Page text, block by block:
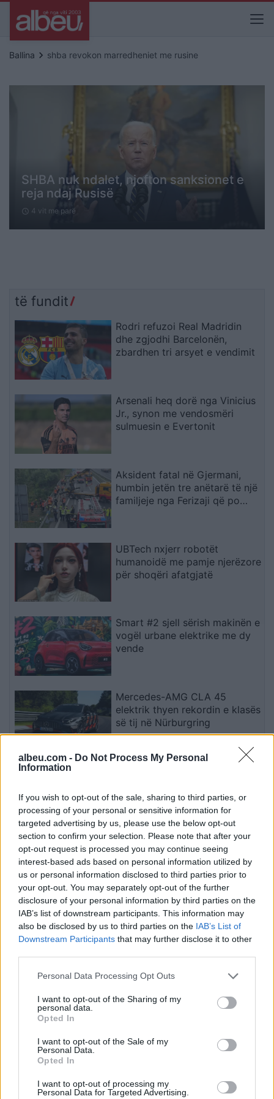
albeu.com - Do Not Process My Personal
Information
If you wish to opt-out of the sale, sharing to third parties, or
processing of your personal or sensitive information for
targeted advertising by us, please use the below opt-out
section to confirm your selection. Please note that after your
opt-out request is processed you may continue seeing
interest-based ads based on personal information utilized by
us or personal information disclosed to third parties prior to
your opt-out. You may separately opt-out of the further
disclosure of your personal information by third parties on the
IAB’s list of downstream participants. This information may
also be disclosed by us to third parties on the IAB’s List of
Downstream Participants that may further disclose it to other
Personal Data Processing Opt Outs
I want to opt-out of the Sharing of my
personal data.
Opted In
I want to opt-out of the Sale of my
Personal Data.
Opted In
I want to opt-out of processing my
Personal Data for Targeted Advertising.
Ballina keyboard_arrow_right shba revokon marredheniet me rusine
SHBA nuk ndalet, njofton sanksionet e
reja ndaj Rusisë
schedule 4 vit me parë
të fundit
Rodri refuzoi Real Madridin
dhe zgjodhi Barcelonën,
zbardhen tri arsyet e vendimit
Arsenali heq dorë nga Vinicius
Jr., synon me vendosmëri
sulmuesin e Evertonit
Aksident fatal në Gjermani,
humbin jetën tre anëtarë të një
familjeje nga Ferizaji që po
UBTech nxjerr robotët
humanoidë me pamje njerëzore
për shoqëri afatgjatë
Smart #2 sjell sërish makinën e
vogël urbane elektrike me dy
vende
Mercedes-AMG CLA 45
elektrik thyen rekordin e klasës
së tij në Nürburgring
në motin hapësinor dhe Tokë
Esim for Global
Esim for USA|Esim for Italy| Esim for Spain|Esim